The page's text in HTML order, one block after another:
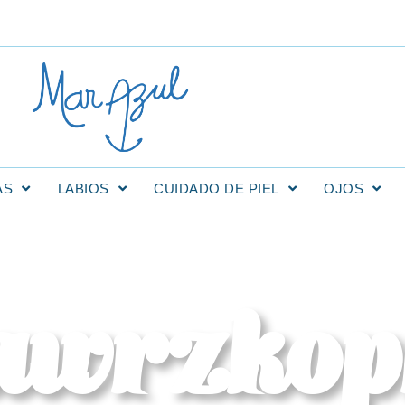
LABIOS CUIDADO DE PIEL OJOS